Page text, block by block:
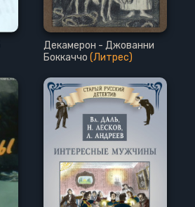
Декамерон - Джованни
Боккаччо (Литрес)